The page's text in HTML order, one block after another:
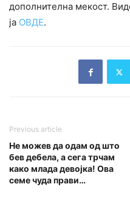
дополнителна мекост.
ја ОВДЕ.
Previous article
Не можев да одам од што
бев дебела, а сега трчам
како млада девојка! Ова
семе чуда прави…